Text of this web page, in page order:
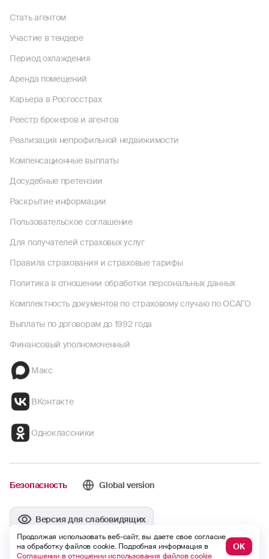
Стать агентом
Участие в тендере
Период охлаждения
Аренда помещений
Карьера в Росгосстрах
Реестр брокеров и агентов
Реализация непрофильной недвижимости
Компенсационные выплаты
Досудебные претензии
Раскрытие информации
Пользовательское соглашение
Для получателей страховых услуг
Правила страхования и страховые тарифы
Политика в отношении обработки персональных данных
Комплектность документов по страховому случаю по ОСАГО
Выплаты по договорам до 1992 года
Финансовый уполномоченный
Макс
ВКонтакте
Одноклассники
Безопасность Global version
Версия для слабовидящих
Продолжая использовать веб-сайт, вы даете свое согласие
на обработку файлов cookie. Подробная информация в
Соглашении в отношении использования файлов cookie
ОК